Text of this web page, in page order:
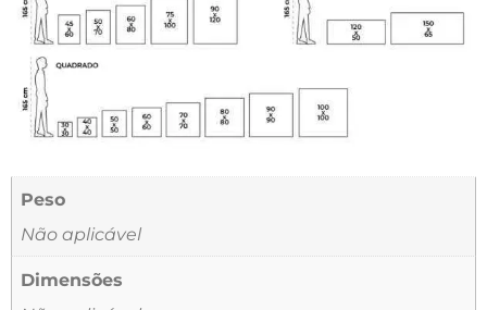
Peso
Não aplicável
Dimensões